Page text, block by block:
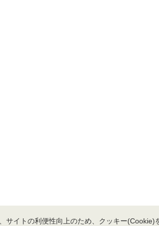
サイトの利便性向上のため、クッキー